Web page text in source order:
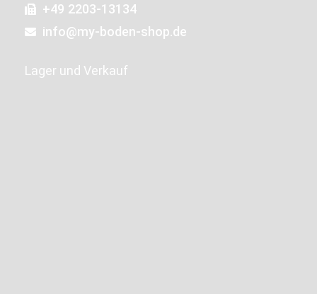
+49 2203-13134
info@my-boden-shop.de
Lager und Verkauf